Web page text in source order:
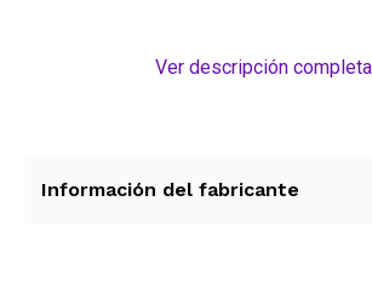
Ver descripción completa
Información del fabricante